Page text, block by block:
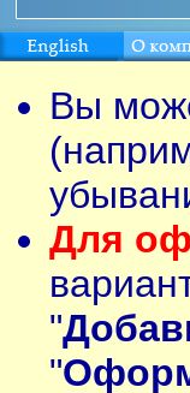
Вы
Для
"
"